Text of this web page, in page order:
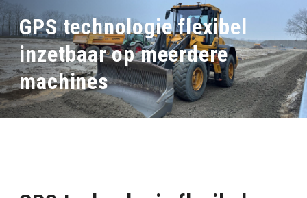
GPS technologie flexibel
inzetbaar op meerdere
machines